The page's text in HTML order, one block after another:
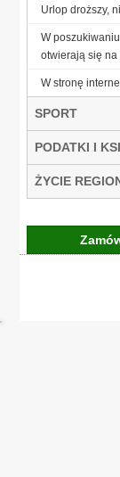
Urlop droższy,
W
otwierają się
W stronę
SPORT
PODATKI I
ŻYCIE